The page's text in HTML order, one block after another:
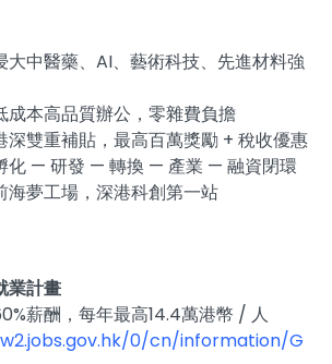
大中醫藥、AI、藝術科技、先進材料強
成本高品質辦公，零雜費負擔
深雙重補貼，最高百萬獎勵 + 稅收優惠
化 — 研發 — 轉換 — 產業 — 融資閉環
海夢工場，深港科創第一站
業計畫
薪酬，每年最高14.4萬港幣 / 人
0/cn/information/G